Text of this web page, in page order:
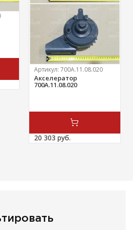
Артикул: 700А.11.08.020
Акселератор
700А.11.08.020
20 303 руб.